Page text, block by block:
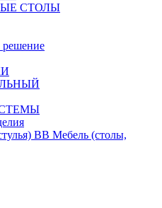
СТОЛЫ
ВВ Мебель (столы,